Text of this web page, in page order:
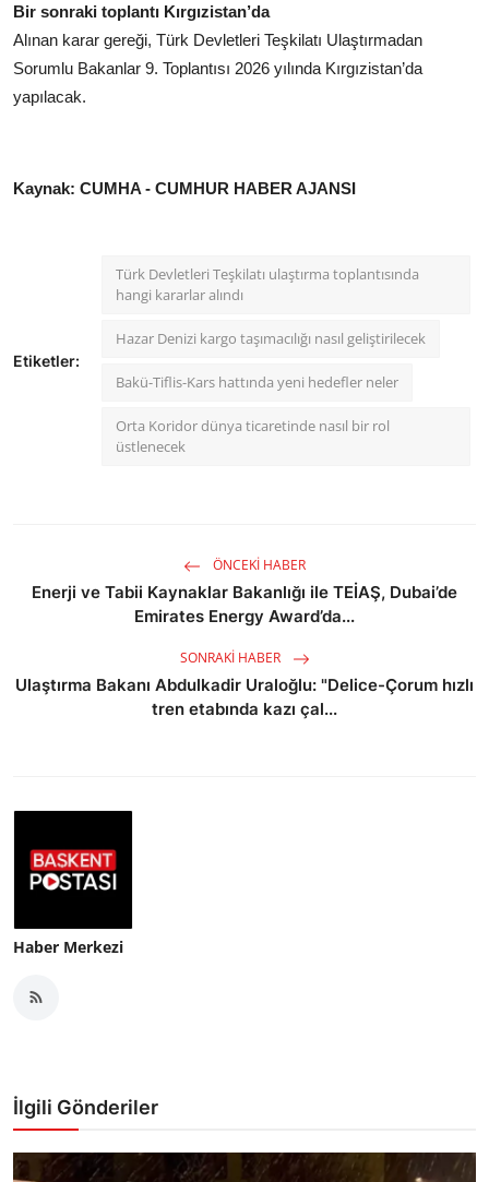
Bir sonraki toplantı Kırgızistan’da
Alınan karar gereği, Türk Devletleri Teşkilatı Ulaştırmadan
Sorumlu Bakanlar 9. Toplantısı 2026 yılında Kırgızistan’da
yapılacak.
Kaynak: CUMHA - CUMHUR HABER AJANSI
Etiketler:
Türk Devletleri Teşkilatı ulaştırma toplantısında
hangi kararlar alındı
Hazar Denizi kargo taşımacılığı nasıl geliştirilecek
Bakü-Tiflis-Kars hattında yeni hedefler neler
Orta Koridor dünya ticaretinde nasıl bir rol
üstlenecek
ÖNCEKI HABER
Enerji ve Tabii Kaynaklar Bakanlığı ile TEİAŞ, Dubai’de
Emirates Energy Award’da...
SONRAKI HABER
Ulaştırma Bakanı Abdulkadir Uraloğlu: "Delice-Çorum hızlı
tren etabında kazı çal...
Haber Merkezi
İlgili Gönderiler